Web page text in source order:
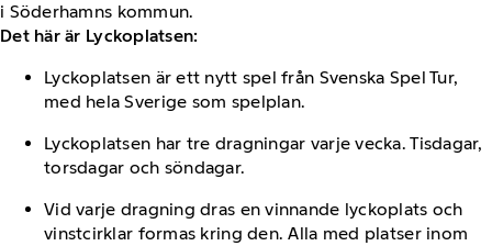
i Söderhamns kommun.
Det här är Lyckoplatsen:
Lyckoplatsen är ett nytt spel från Svenska Spel Tur,
med hela Sverige som spelplan.
Lyckoplatsen har tre dragningar varje vecka. Tisdagar,
torsdagar och söndagar.
Vid varje dragning dras en vinnande lyckoplats och
vinstcirklar formas kring den. Alla med platser inom